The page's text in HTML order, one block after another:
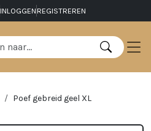
INLOGGEN REGISTREREN
Poef gebreid geel XL